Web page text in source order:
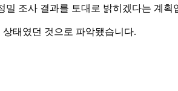
조사 결과를 토대로 밝히겠다는 계획
태였던 것으로 파악됐습니다.